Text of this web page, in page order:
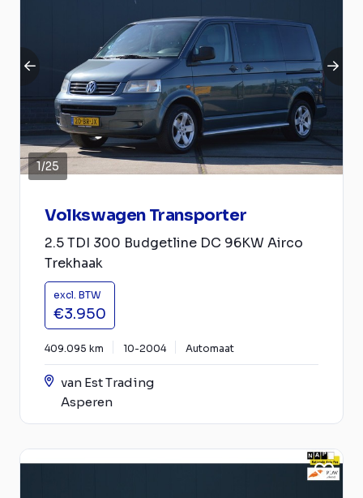
1/25
Volkswagen Transporter
2.5 TDI 300 Budgetline DC 96KW Airco
Trekhaak
excl. BTW
€3.950
409.095 km 10-2004 Automaat
van Est Trading
Asperen